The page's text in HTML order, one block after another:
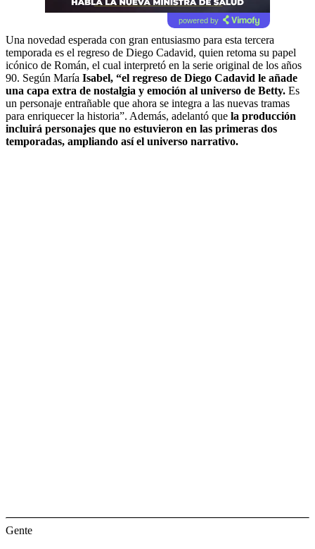
powered by
Una novedad esperada con gran entusiasmo para esta tercera
temporada es el regreso de Diego Cadavid, quien retoma su papel
icónico de Román, el cual interpretó en la serie original de los años
90. Según María Isabel, “el regreso de Diego Cadavid le añade
una capa extra de nostalgia y emoción al universo de Betty. Es
un personaje entrañable que ahora se integra a las nuevas tramas
para enriquecer la historia”. Además, adelantó que la producción
incluirá personajes que no estuvieron en las primeras dos
temporadas, ampliando así el universo narrativo.
Gente